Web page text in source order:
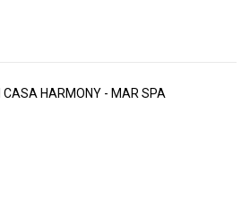
CASA HARMONY - MAR SPA